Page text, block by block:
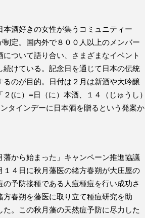
本酒好きの女性が集うコミュニティー
制定。国内外で８００人以上のメンバー
ついて語り合い、さまざまなイベント
けている。記念日を通じて日本の伝統
のが目的。日付は２月は新酒や大吟醸
(に）=日（に）本酒、１４（じゅうし）
タインデーに日本酒を贈るという発案か
から始まった」キャンペーン推進協議
４日に秋月藩医の緒方春朔が大庄屋の
予防接種である人痘種痘を行い成功さ
春朔を藩医に取り立て種痘研究を助
。この秋月藩の天然痘予防に尽力した